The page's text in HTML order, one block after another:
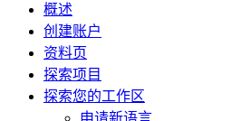
概述
创建账户
资料页
探索项目
探索您的工作区
申请新语言